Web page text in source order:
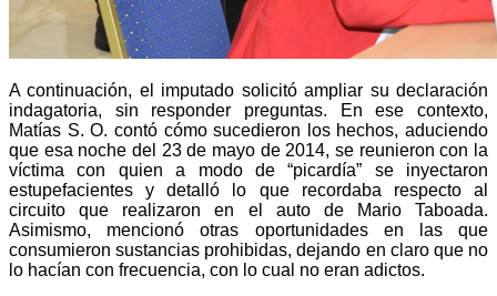
A continuación, el imputado solicitó ampliar su declaración
indagatoria, sin responder preguntas. En ese contexto,
Matías S. O. contó cómo sucedieron los hechos, aduciendo
que esa noche del 23 de mayo de 2014, se reunieron con la
víctima con quien a modo de “picardía” se inyectaron
estupefacientes y detalló lo que recordaba respecto al
circuito que realizaron en el auto de Mario Taboada.
Asimismo, mencionó otras oportunidades en las que
consumieron sustancias prohibidas, dejando en claro que no
lo hacían con frecuencia, con lo cual no eran adictos.